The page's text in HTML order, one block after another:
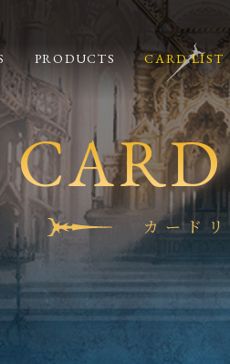
PRODUCTS CARD LIST
カードリ